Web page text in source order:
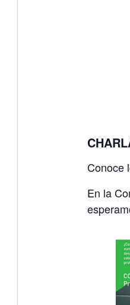
Conoce
En la